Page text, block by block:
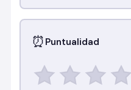
⏰ Puntualidad